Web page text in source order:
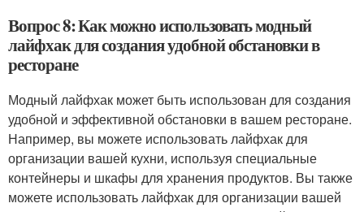
Вопрос 8: Как можно использовать модный
лайфхак для создания удобной обстановки в
ресторане
Модный лайфхак может быть использован для создания
удобной и эффективной обстановки в вашем ресторане.
Например, вы можете использовать лайфхак для
организации вашей кухни, используя специальные
контейнеры и шкафы для хранения продуктов. Вы также
можете использовать лайфхак для организации вашей